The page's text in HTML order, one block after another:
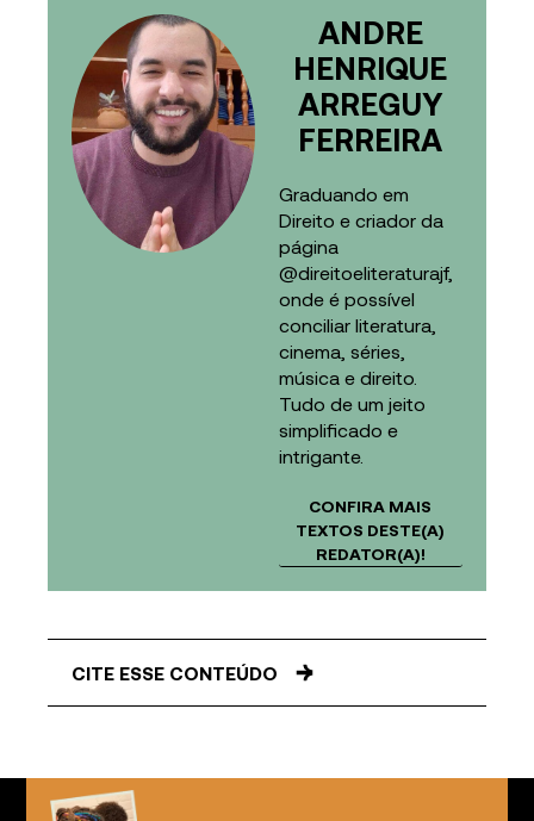
ANDRE
HENRIQUE
ARREGUY
FERREIRA
Graduando em
Direito e criador da
página
@direitoeliteraturajf,
onde é possível
conciliar literatura,
cinema, séries,
música e direito.
Tudo de um jeito
simplificado e
intrigante.
CONFIRA MAIS
TEXTOS DESTE(A)
REDATOR(A)!
CITE ESSE CONTEÚDO